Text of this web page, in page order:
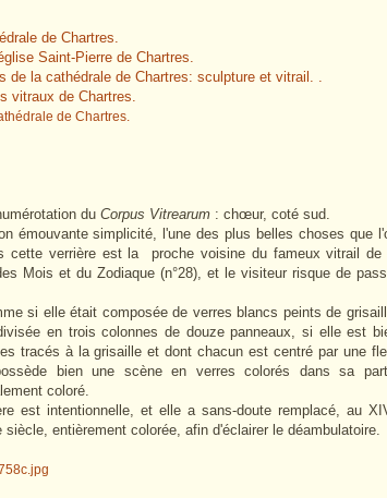
de Chartres.
Saint-Pierre de Chartres.
de la cathédrale de Chartres: sculpture et vitrail. .
vitraux de Chartres.
de Chartres.
du Corpus Vitrearum : chœur, coté sud.
émouvante simplicité, l'une des plus belles choses que
cette verrière est la proche voisine du fameux vitrail de
Mois et du Zodiaque (n°28), et le visiteur risque de
si elle était composée de verres blancs peints de
en trois colonnes de douze panneaux, si elle est
tracés à la grisaille et dont chacun est centré par une
bien une scène en verres colorés dans sa
coloré.
est intentionnelle, et elle a sans-doute remplacé, au
entièrement colorée, afin d'éclairer le déambulatoire.